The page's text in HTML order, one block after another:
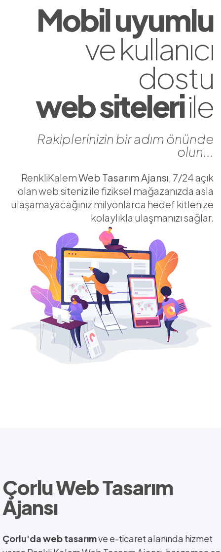
Mobil uyumlu
ve kullanıcı
dostu
web siteleriile
Rakiplerinizin bir adım önünde
olun...
RenkliKalemWeb Tasarım Ajansı , 7/24 açık
olan web siteniz ile fiziksel mağazanızda asla
ulaşamayacağınız milyonlarca hedef kitlenize
kolaylıkla ulaşmanızı sağlar.
Çorlu Web Tasarım
Ajansı
Çorlu'da web tasarımve e-ticaret alanında hizmet